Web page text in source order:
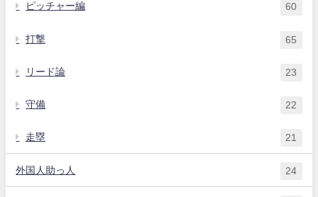
ピッチャー編 60
打撃 65
リード論 23
守備 22
走塁 21
外国人助っ人 24